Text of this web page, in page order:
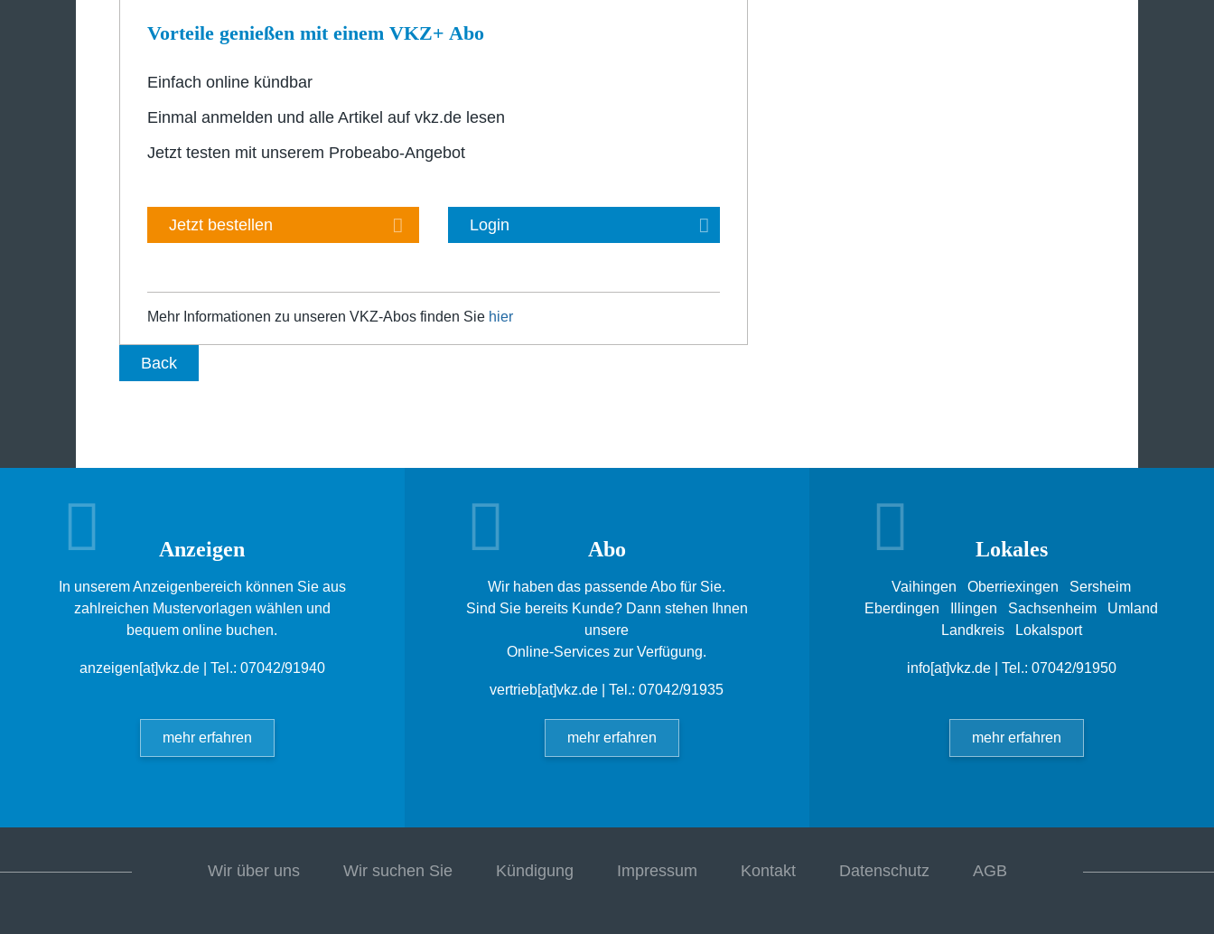
Vorteile genießen mit einem VKZ+ Abo
Einfach online kündbar
Einmal anmelden und alle Artikel auf vkz.de lesen
Jetzt testen mit unserem Probeabo-Angebot
Jetzt bestellen Login
Mehr Informationen zu unseren VKZ-Abos finden Sie hier
Back
Anzeigen
In unserem Anzeigenbereich können Sie aus
zahlreichen Mustervorlagen wählen und
bequem online buchen.
anzeigen[at]vkz.de| Tel.: 07042/91940
mehr erfahren
Abo
Wir haben das passende Abo für Sie.
Sind Sie bereits Kunde? Dann stehen Ihnen
unsere
Online-Services zur Verfügung.
vertrieb[at]vkz.de | Tel.: 07042/91935
mehr erfahren
Lokales
Vaihingen Oberriexingen
Sersheim
Eberdingen
Illingen Sachsenheim
Umland
Landkreis
Lokalsport
info[at]vkz.de| Tel.: 07042/91950
mehr erfahren
Wir über uns Wir suchen Sie Kündigung Impressum Kontakt Datenschutz AGB